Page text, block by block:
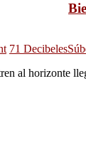
71 Decibeles
al horizonte